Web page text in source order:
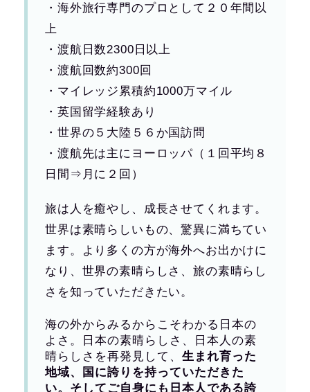
・海外旅行専門のプロとして２０年間以
上
・渡航日数2300日以上
・渡航回数約300回
・マイレッジ累積約1000万マイル
・英国留学経験あり
・世界の５大陸５６か国訪問
・渡航先は主にヨーロッパ（１回平均８
日間⇒月に２回）
旅は人を癒やし、成長させてくれます。
世界は素晴らしいもの、驚異に満ちてい
ます。より多くの方が海外へお出かけに
なり、世界の素晴らしさ、旅の素晴らし
さを知っていただきたい。
海の外からみるからこそわかる日本の
よさ。日本の素晴らしさ、日本人の素
晴らしさを再発見して、 生まれ育った
地域、国に誇りを持っていただきた
い。そしてご自身にも日本人である誇